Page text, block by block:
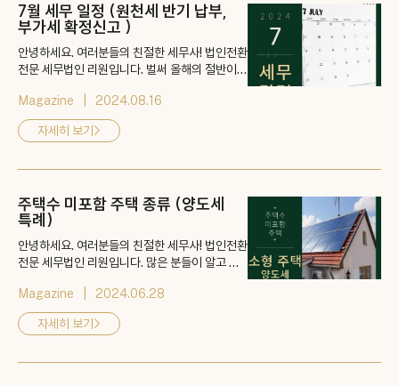
7월 세무 일정 (원천세 반기 납부,
부가세 확정신고 )
안녕하세요. 여러분들의 친절한 세무사! 법인전환
전문 세무법인 리원입니다. 벌써 올해의 절반이
로 어떤 소식들이 있을까요? 👉 게시물 바로가
기: https://blog.naver.com/kimhyun0122/
223499686874
Magazine 2024.08.16
자세히 보기>
주택수 미포함 주택 종류 (양도세
특례)
안녕하세요. 여러분들의 친절한 세무사! 법인전환
전문 세무법인 리원입니다. 많은 분들이 알고 계
크지 않습니다. 특정 조건만 만족하면 비과세가
가능하고, 고가 주택을 양도한다고 해도 12억 까
지는 비과세가 가능하기 때문입니다. 그렇다면 다
기: https://blog.naver.com/kimhyun0122/
Magazine 2024.06.28
자세히 보기>